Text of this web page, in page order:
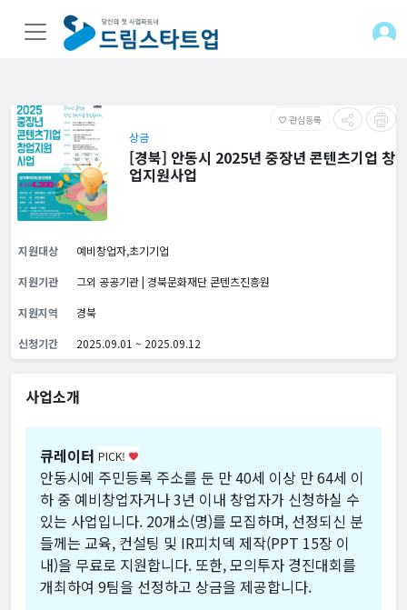
favorite_border 관심등록
상금
[경북] 안동시 2025년 중장년 콘텐츠기업 창
업지원사업
지원대상
예비창업자,초기기업
지원기관
그외 공공기관 | 경북문화재단 콘텐츠진흥원
지원지역
경북
신청기간
2025.09.01 ~ 2025.09.12
사업소개
큐레이터 PICK! favorite
안동시에 주민등록 주소를 둔 만 40세 이상 만 64세 이
하 중 예비창업자거나 3년 이내 창업자가 신청하실 수
있는 사업입니다. 20개소(명)를 모집하며, 선정되신 분
들께는 교육, 컨설팅 및 IR피치덱 제작(PPT 15장 이
내)을 무료로 지원합니다. 또한, 모의투자 경진대회를
개최하여 9팀을 선정하고 상금을 제공합니다.